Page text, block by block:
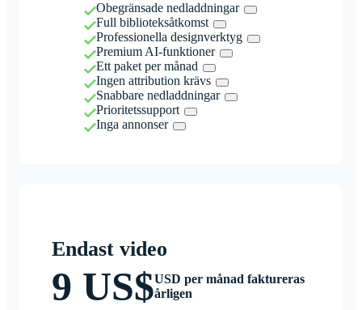
Obegränsade nedladdningar
Full biblioteksåtkomst
Professionella designverktyg
Premium AI-funktioner
Ett paket per månad
Ingen attribution krävs
Snabbare nedladdningar
Prioritetssupport
Inga annonser
Endast video
9 US$USD per månad faktureras
årligen